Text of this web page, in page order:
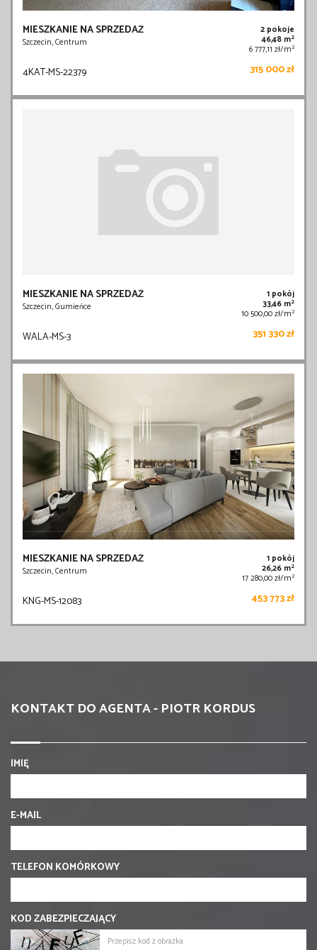
MIESZKANIE NA SPRZEDAŻ
Szczecin, Centrum
2 pokoje
46,48 m2
6 777,11 zł/m2
4KAT-MS-22379 315 000 zł
MIESZKANIE NA SPRZEDAŻ
Szczecin, Gumieńce
1 pokój
33,46 m2
10 500,00 zł/m2
WALA-MS-3 351 330 zł
MIESZKANIE NA SPRZEDAŻ
Szczecin, Centrum
1 pokój
26,26 m2
17 280,00 zł/m2
KNG-MS-12083 453 773 zł
KONTAKT DO AGENTA - PIOTR KORDUS
IMIĘ
E-MAIL
TELEFON KOMÓRKOWY
KOD ZABEZPIECZAJĄCY